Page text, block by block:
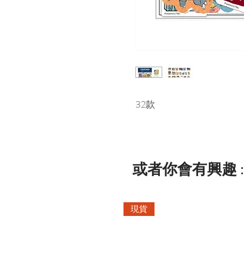
32款
或者你會有興趣 :
現貨